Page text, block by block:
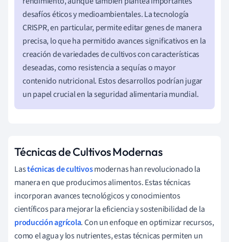
desafíos éticos y medioambientales. La tecnología
CRISPR, en particular, permite editar genes de manera
precisa, lo que ha permitido avances significativos en la
creación de variedades de cultivos con características
deseadas, como resistencia a sequías o mayor
contenido nutricional. Estos desarrollos podrían jugar
un papel crucial en la seguridad alimentaria mundial.
Técnicas de Cultivos Modernas
Lastécnicas de cultivosmodernas han revolucionado la
manera en que producimos alimentos. Estas técnicas
incorporan avances tecnológicos y conocimientos
científicos para mejorar la eficiencia y sostenibilidad de la
producción agrícola. Con un enfoque en optimizar recursos,
como el agua y los nutrientes, estas técnicas permiten un